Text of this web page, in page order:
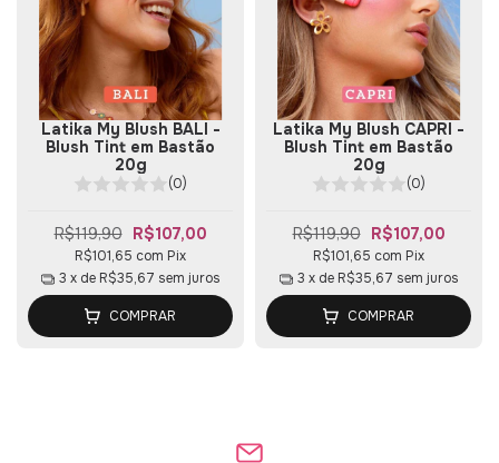
Latika My Blush BALI -
Blush Tint em Bastão
20g
(0)
R$119,90 R$107,00
R$101,65 com Pix
3 x de R$35,67 sem juros
COMPRAR
Latika My Blush CAPRI -
Blush Tint em Bastão
20g
(0)
R$119,90 R$107,00
R$101,65 com Pix
3 x de R$35,67 sem juros
COMPRAR